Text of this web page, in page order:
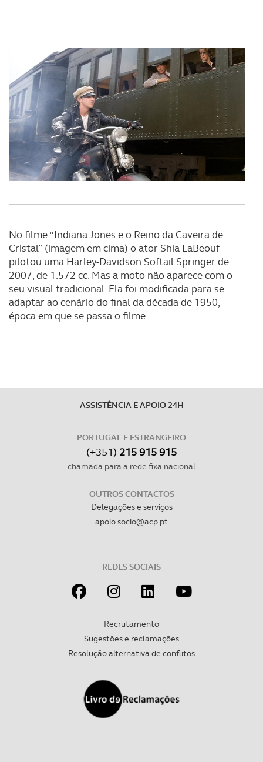
Consulte a política de cookies do site.
No filme “Indiana Jones e o Reino da Caveira de
Cristal” (imagem em cima) o ator Shia LaBeouf
pilotou uma Harley-Davidson Softail Springer de
2007, de 1.572 cc. Mas a moto não aparece com o
seu visual tradicional. Ela foi modificada para se
adaptar ao cenário do final da década de 1950,
época em que se passa o filme.
ASSISTÊNCIA E APOIO 24H
PORTUGAL E ESTRANGEIRO
(+351) 215 915 915
chamada para a rede fixa nacional
OUTROS CONTACTOS
Delegações e serviços
apoio.socio@acp.pt
REDES SOCIAIS
Recrutamento
Sugestões e reclamações
Resolução alternativa de conflitos